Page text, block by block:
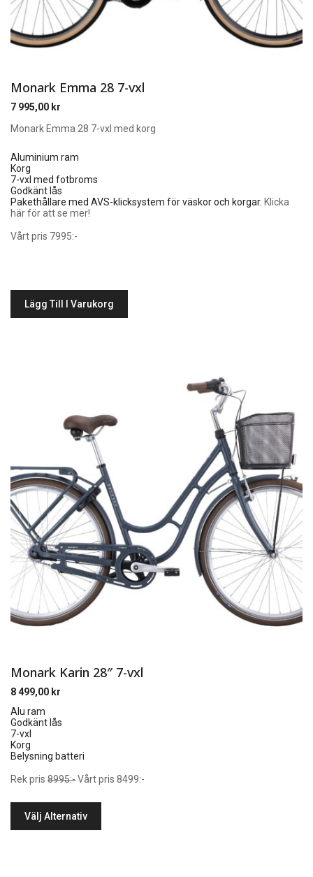
Monark Emma 28 7-vxl
7 995,00 kr
Monark Emma 28 7-vxl med korg
Aluminium ram
Korg
7-vxl med fotbroms
Godkänt lås
Pakethållare med AVS-klicksystem för väskor och korgar. Klicka
här för att se mer!
Vårt pris 7995:-
Lägg Till I Varukorg
Monark Karin 28″ 7-vxl
8 499,00 kr
Alu ram
Godkänt lås
7-vxl
Korg
Belysning batteri
Rek pris 8995:-Vårt pris 8499:-
Välj Alternativ